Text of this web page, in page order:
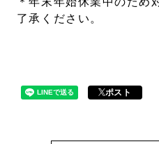
了承ください。
ポスト